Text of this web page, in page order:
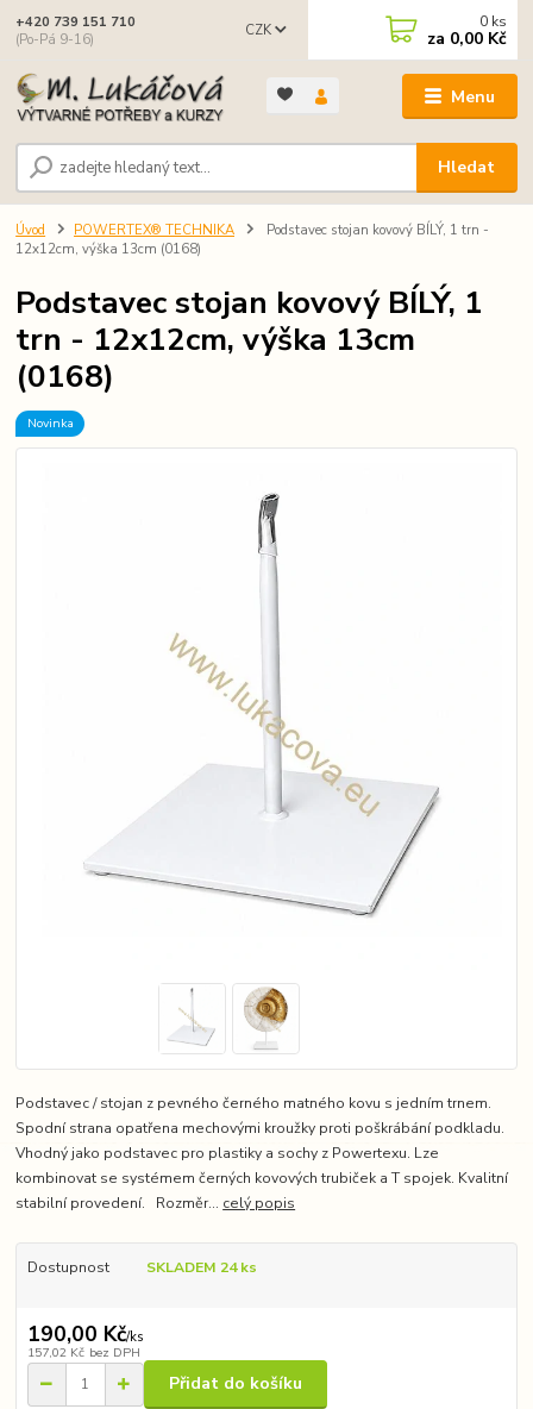
Menu
CZK
Hledat
+420 739 151 710
(Po-Pá 9-16)
0 ks
za 0,00 Kč
Úvod POWERTEX® TECHNIKA
Podstavec stojan kovový BÍLÝ, 1 trn -
12x12cm, výška 13cm (0168)
Podstavec stojan kovový BÍLÝ, 1
trn - 12x12cm, výška 13cm
(0168)
Novinka
Podstavec / stojan z pevného černého matného kovu s jedním trnem.
Spodní strana opatřena mechovými kroužky proti poškrábání podkladu.
Vhodný jako podstavec pro plastiky a sochy z Powertexu. Lze
kombinovat se systémem černých kovových trubiček a T spojek. Kvalitní
stabilní provedení. Rozměr... celý popis
Dostupnost SKLADEM 24 ks
190,00 Kč/ks
157,02 Kč bez DPH
Přidat do košíku